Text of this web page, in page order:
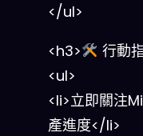
</ul>
<h3>
行動
<ul>
<li>立即關注
產進度</li>